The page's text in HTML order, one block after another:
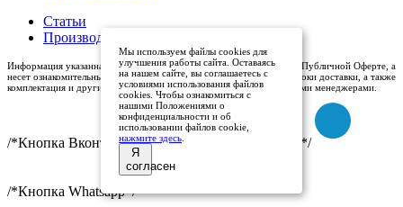
Статьи
Производители
Информация указанная на сайте (описания и цены), не относится к Публичной Оферте, а
несет ознакомительный характер. Окончательная цена, условия и сроки доставки, а также
комплектация и другие характеристики товаров - уточняются нашими менеджерами.
/*Кнопка Вконтакте (международный логотип)*/
/*Кнопка Whatsapp*/
Мы используем файлы cookies для
улучшения работы сайта. Оставаясь
на нашем сайте, вы соглашаетесь с
условиями использования файлов
cookies. Чтобы ознакомиться с
нашими Положениями о
конфиденциальности и об
использовании файлов cookie,
нажмите здесь
Я
согласен